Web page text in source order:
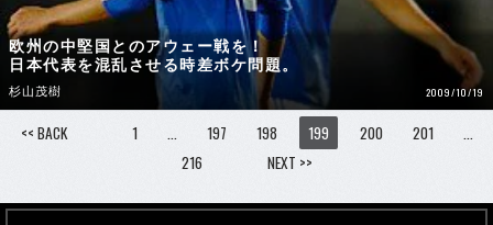
欧州の中堅国とのアウェー戦を！
日本代表を混乱させる時差ボケ問題。
杉山茂樹 2009/10/19
<< BACK 1 … 197 198 199 200 201
…
216
NEXT >>